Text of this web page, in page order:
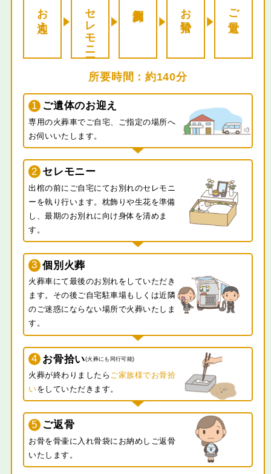
お迎え セレモニー お骨拾い ご返骨
約140分
1 ご遺体のお迎え
専用の火葬車でご自宅、ご指定の場所へ
お伺いいたします。
2 セレモニー
出棺の前にご自宅にてお別れのセレモニ
ーを執り行います。枕飾りや生花を準備
し、最期のお別れに向け身体を清めま
す。
3 個別火葬
火葬車にて最後のお別れをしていただき
ます。その後ご自宅駐車場もしくは近隣
のご迷惑にならない場所で火葬いたしま
す。
4 お骨拾い(火葬にも同行可能)
火葬が終わりましたら ご家族様でお骨拾
いをしていただきます。
5 ご返骨
お骨を骨壷に入れ骨袋にお納めしご返骨
いたします。